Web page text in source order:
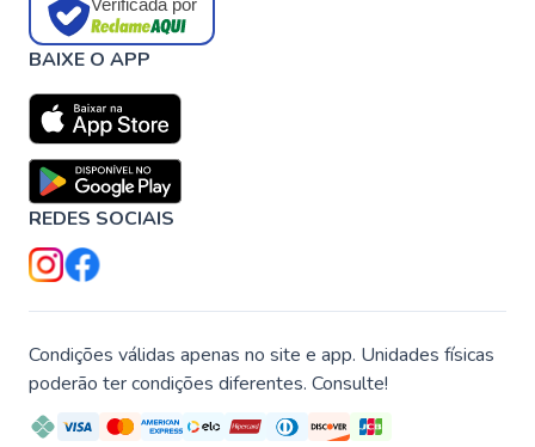
BAIXE O APP
REDES SOCIAIS
Condições válidas apenas no site e app. Unidades físicas
poderão ter condições diferentes. Consulte!